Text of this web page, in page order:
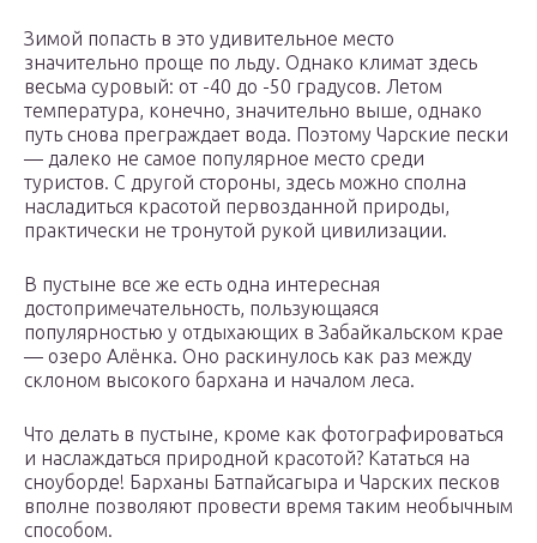
Зимой попасть в это удивительное место
значительно проще по льду. Однако климат здесь
весьма суровый: от -40 до -50 градусов. Летом
температура, конечно, значительно выше, однако
путь снова преграждает вода. Поэтому Чарские пески
— далеко не самое популярное место среди
туристов. С другой стороны, здесь можно сполна
насладиться красотой первозданной природы,
практически не тронутой рукой цивилизации.
В пустыне все же есть одна интересная
достопримечательность, пользующаяся
популярностью у отдыхающих в Забайкальском крае
— озеро Алёнка. Оно раскинулось как раз между
склоном высокого бархана и началом леса.
Что делать в пустыне, кроме как фотографироваться
и наслаждаться природной красотой? Кататься на
сноуборде! Барханы Батпайсагыра и Чарских песков
вполне позволяют провести время таким необычным
способом.